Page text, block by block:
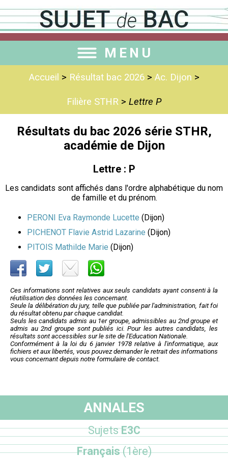
MENU
Accueil > Résultat bac 2026> Ac. Dijon >
Filière STHR > Lettre P
Résultats du bac 2026 série STHR,
académie de Dijon
Lettre : P
Les candidats sont affichés dans l'ordre alphabétique du nom
de famille et du prénom.
PERONI Eva Raymonde Lucette (Dijon)
PICHENOT Flavie Astrid Lazarine (Dijon)
PITOIS Mathilde Marie (Dijon)
Ces informations sont relatives aux seuls candidats ayant consenti à la
réutilisation des données les concernant.
Seule la délibération du jury, telle que publiée par l'administration, fait foi
du résultat obtenu par chaque candidat.
Seuls les candidats admis au 1er groupe, admissibles au 2nd groupe et
admis au 2nd groupe sont publiés ici. Pour les autres candidats, les
résultats sont accessibles sur le site de l'Education Nationale.
Conformément à la loi du 6 janvier 1978 relative à l'informatique, aux
fichiers et aux libertés, vous pouvez demander le retrait des informations
vous concernant depuis notre formulaire de contact.
ANNALES
SujetsE3C
Français(1ère)